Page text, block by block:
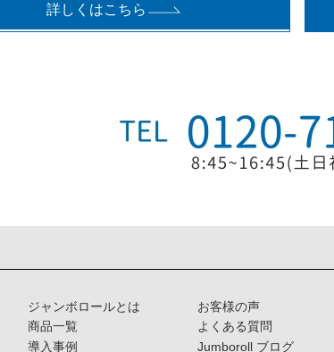
詳しくはこちら
ジャンボロールとは
商品一覧
導入事例
お客様の声
よくある質問
Jumboroll ブログ